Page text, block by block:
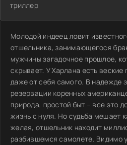
триллер
Молодой индеец ловит
отшельника, занимающегося
мужчины загадочное прошлое,
скрывает. У Харлана есть
даже от себя самого. В надежде
резервации коренных
природа, простой быт – все это
жизнь с нуля. Но судьба мешает
желая, отшельник находит
разбившемся самолете. Видимо